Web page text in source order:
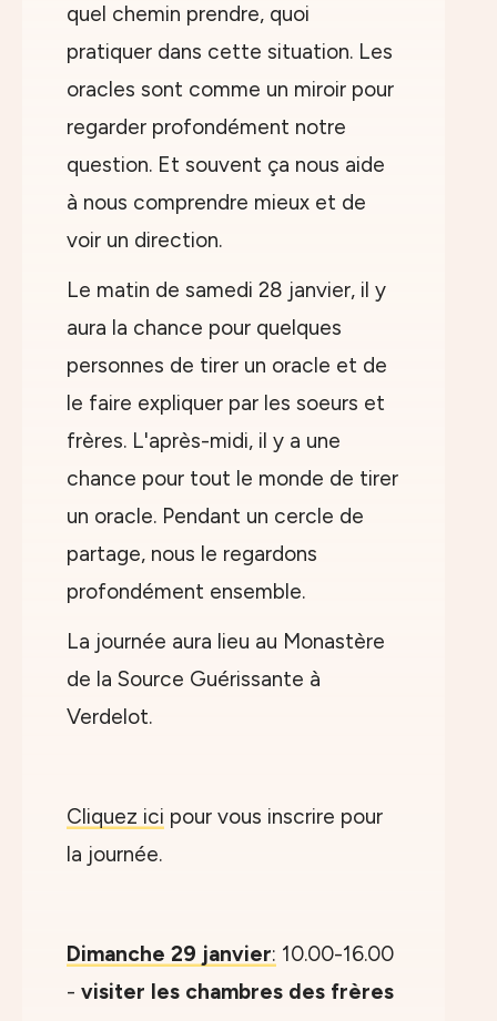
quel chemin prendre, quoi
pratiquer dans cette situation. Les
oracles sont comme un miroir pour
regarder profondément notre
question. Et souvent ça nous aide
à nous comprendre mieux et de
voir un direction.
Le matin de samedi 28 janvier, il y
aura la chance pour quelques
personnes de tirer un oracle et de
le faire expliquer par les soeurs et
frères. L'après-midi, il y a une
chance pour tout le monde de tirer
un oracle. Pendant un cercle de
partage, nous le regardons
profondément ensemble.
La journée aura lieu au Monastère
de la Source Guérissante à
Verdelot.
Cliquez ici pour vous inscrire pour
la journée.
Dimanche 29 janvier: 10.00-16.00
- visiter les chambres des frères